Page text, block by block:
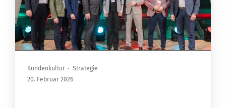
Kundenkultur · Strategie
20. Februar 2026